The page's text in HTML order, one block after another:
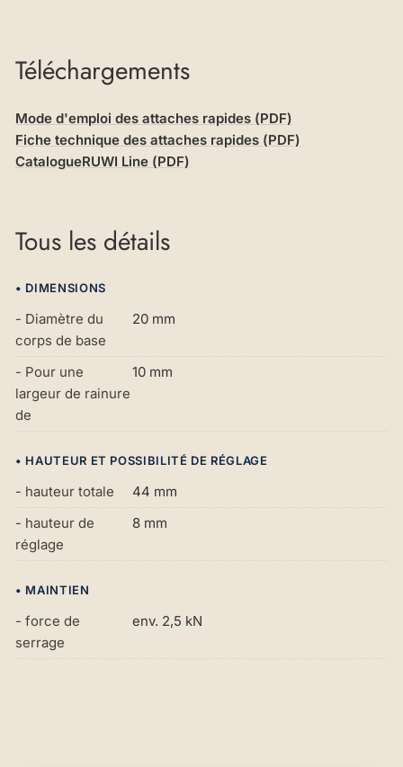
Téléchargements
Mode d'emploi des attaches rapides (PDF)
Fiche technique des attaches rapides (PDF)
CatalogueRUWI Line (PDF)
Tous les détails
• DIMENSIONS
- Diamètre du
corps de base
20 mm
- Pour une
largeur de rainure
de
10 mm
• HAUTEUR ET POSSIBILITÉ DE RÉGLAGE
- hauteur totale
44 mm
- hauteur de
réglage
8 mm
• MAINTIEN
- force de
serrage
env. 2,5 kN